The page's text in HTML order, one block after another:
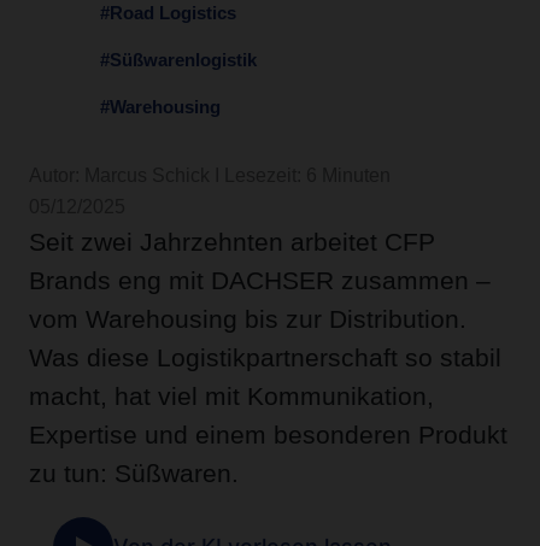
#Road Logistics
#Süßwarenlogistik
#Warehousing
Seit zwei Jahrzehnten arbeitet CFP
Brands eng mit DACHSER zusammen –
vom Warehousing bis zur Distribution.
Was diese Logistikpartnerschaft so stabil
macht, hat viel mit Kommunikation,
Expertise und einem besonderen Produkt
zu tun: Süßwaren.